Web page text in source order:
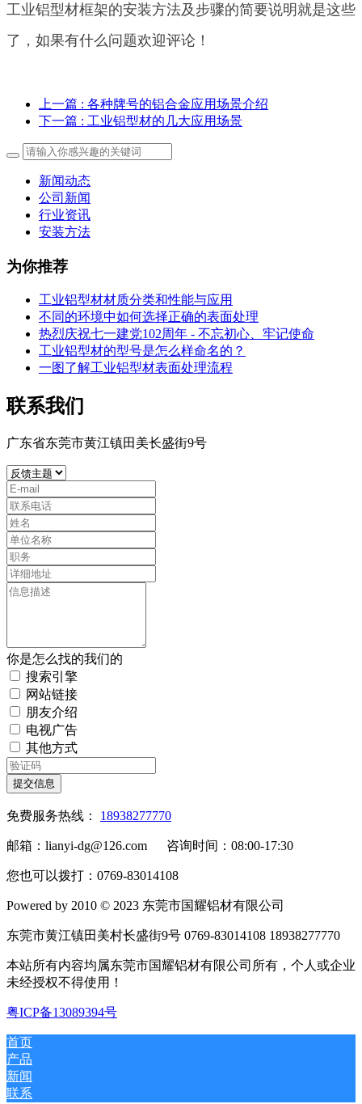
工业铝型材框架的安装方法及步骤的简要说明就是这些
了，如果有什么问题欢迎评论！
上一篇 : 各种牌号的铝合金应用场景介绍
下一篇 : 工业铝型材的几大应用场景
新闻动态
公司新闻
行业资讯
安装方法
为你推荐
工业铝型材材质分类和性能与应用
不同的环境中如何选择正确的表面处理
热烈庆祝七一建党102周年 - 不忘初心、牢记使命
工业铝型材的型号是怎么样命名的？
一图了解工业铝型材表面处理流程
联系我们
广东省东莞市黄江镇田美长盛街9号
你是怎么找的我们的
搜索引擎
网站链接
朋友介绍
电视广告
其他方式
提交信息
免费服务热线： 18938277770
邮箱：lianyi-dg@126.com 咨询时间：08:00-17:30
您也可以拨打：0769-83014108
Powered by 2010 © 2023 东莞市国耀铝材有限公司
东莞市黄江镇田美村长盛街9号 0769-83014108 18938277770
本站所有内容均属东莞市国耀铝材有限公司所有，个人或企业
未经授权不得使用！
粤ICP备13089394号
首页
产品
新闻
联系